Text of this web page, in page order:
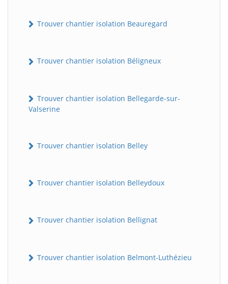
Trouver chantier isolation Beauregard
Trouver chantier isolation Béligneux
Trouver chantier isolation Bellegarde-sur-
Valserine
Trouver chantier isolation Belley
Trouver chantier isolation Belleydoux
Trouver chantier isolation Bellignat
Trouver chantier isolation Belmont-Luthézieu